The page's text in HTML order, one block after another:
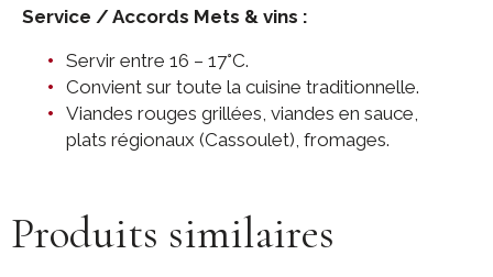
Service / Accords Mets & vins :
Servir entre 16 – 17°C.
Convient sur toute la cuisine traditionnelle.
Viandes rouges grillées, viandes en sauce,
plats régionaux (Cassoulet), fromages.
Produits similaires